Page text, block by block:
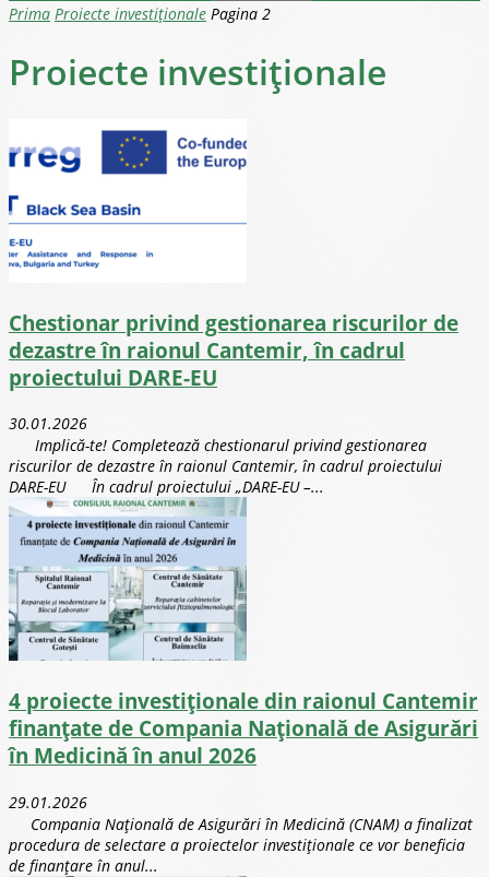
Prima Proiecte investiționale Pagina 2
Proiecte investiționale
Chestionar privind gestionarea riscurilor de
dezastre în raionul Cantemir, în cadrul
proiectului DARE-EU
30.01.2026
Implică-te! Completează chestionarul privind gestionarea
riscurilor de dezastre în raionul Cantemir, în cadrul proiectului
DARE-EU În cadrul proiectului „DARE-EU –...
4 proiecte investiționale din raionul Cantemir
finanțate de Compania Națională de Asigurări
în Medicină în anul 2026
29.01.2026
Compania Națională de Asigurări în Medicină (CNAM) a finalizat
procedura de selectare a proiectelor investiționale ce vor beneficia
de finanțare în anul...